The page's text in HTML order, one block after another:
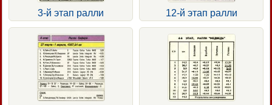
3-й этап ралли 12-й этап ралли